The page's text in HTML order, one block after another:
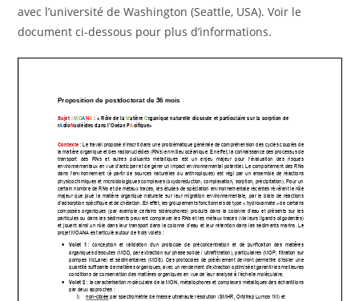
avec l’université de Washington (Seattle, USA). Voir le
document ci-dessous pour plus d’informations.